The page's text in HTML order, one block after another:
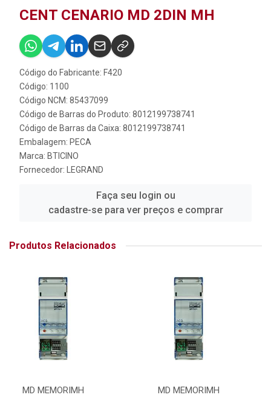
CENT CENARIO MD 2DIN MH
Código do Fabricante: F420
Código: 1100
Código NCM: 85437099
Código de Barras do Produto: 8012199738741
Código de Barras da Caixa: 8012199738741
Embalagem: PECA
Marca: BTICINO
Fornecedor:
LEGRAND
Faça seu login ou
cadastre-se para ver preços e comprar
Produtos Relacionados
MD MEMORIMH MD MEMORIMH